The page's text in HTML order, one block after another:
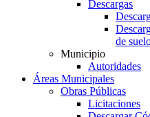
Descargas
de
Municipio
Autoridades
Áreas Municipales
Obras Públicas
Licitaciones